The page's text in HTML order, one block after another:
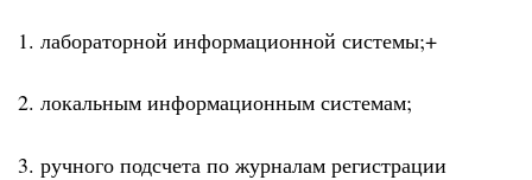
1. лабораторной информационной системы;+
2. локальным информационным системам;
3. ручного подсчета по журналам регистрации